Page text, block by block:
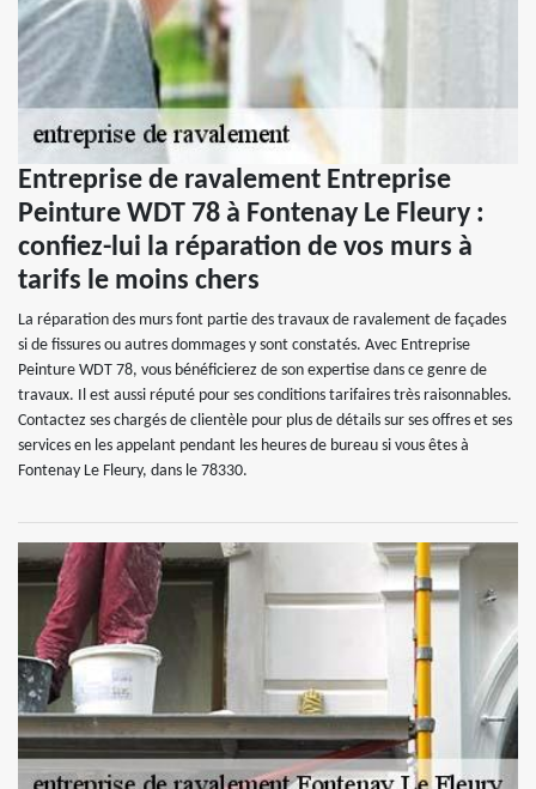
Entreprise de ravalement Entreprise
Peinture WDT 78 à Fontenay Le Fleury :
confiez-lui la réparation de vos murs à
tarifs le moins chers
La réparation des murs font partie des travaux de ravalement de façades
si de fissures ou autres dommages y sont constatés. Avec Entreprise
Peinture WDT 78, vous bénéficierez de son expertise dans ce genre de
travaux. Il est aussi réputé pour ses conditions tarifaires très raisonnables.
Contactez ses chargés de clientèle pour plus de détails sur ses offres et ses
services en les appelant pendant les heures de bureau si vous êtes à
Fontenay Le Fleury, dans le 78330.